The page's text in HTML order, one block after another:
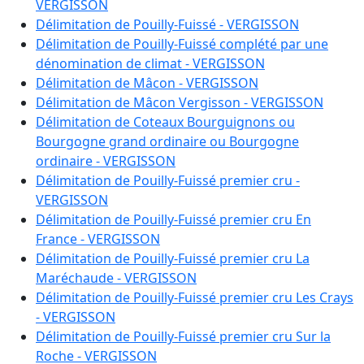
A 36:
3.3330 ha
A 37:
8.0970 ha
A 38:
3.4200 ha
A 39:
2.0800 ha
A 40:
1.2200 ha
A 41:
2.7900 ha
A 42:
2.4750 ha
A 43:
3.8250 ha
A 44:
2.4550 ha
A 45:
A 46:
2.0900 ha
A 49:
0.2500 ha
A 50:
1.0700 ha
A 53:
1.3490 ha
A 54:
1.3700 ha
A 55:
A 56:
2.4600 ha
A 57:
2.4000 ha
VERGISSON
Délimitation de Pouilly-Fuissé - VERGISSON
Délimitation de Pouilly-Fuissé complété par une
dénomination de climat - VERGISSON
Délimitation de Mâcon - VERGISSON
Délimitation de Mâcon Vergisson - VERGISSON
Délimitation de Coteaux Bourguignons ou
Bourgogne grand ordinaire ou Bourgogne
ordinaire - VERGISSON
Délimitation de Pouilly-Fuissé premier cru -
VERGISSON
Délimitation de Pouilly-Fuissé premier cru En
France - VERGISSON
Délimitation de Pouilly-Fuissé premier cru La
Maréchaude - VERGISSON
Délimitation de Pouilly-Fuissé premier cru Les Crays
- VERGISSON
Délimitation de Pouilly-Fuissé premier cru Sur la
Roche - VERGISSON